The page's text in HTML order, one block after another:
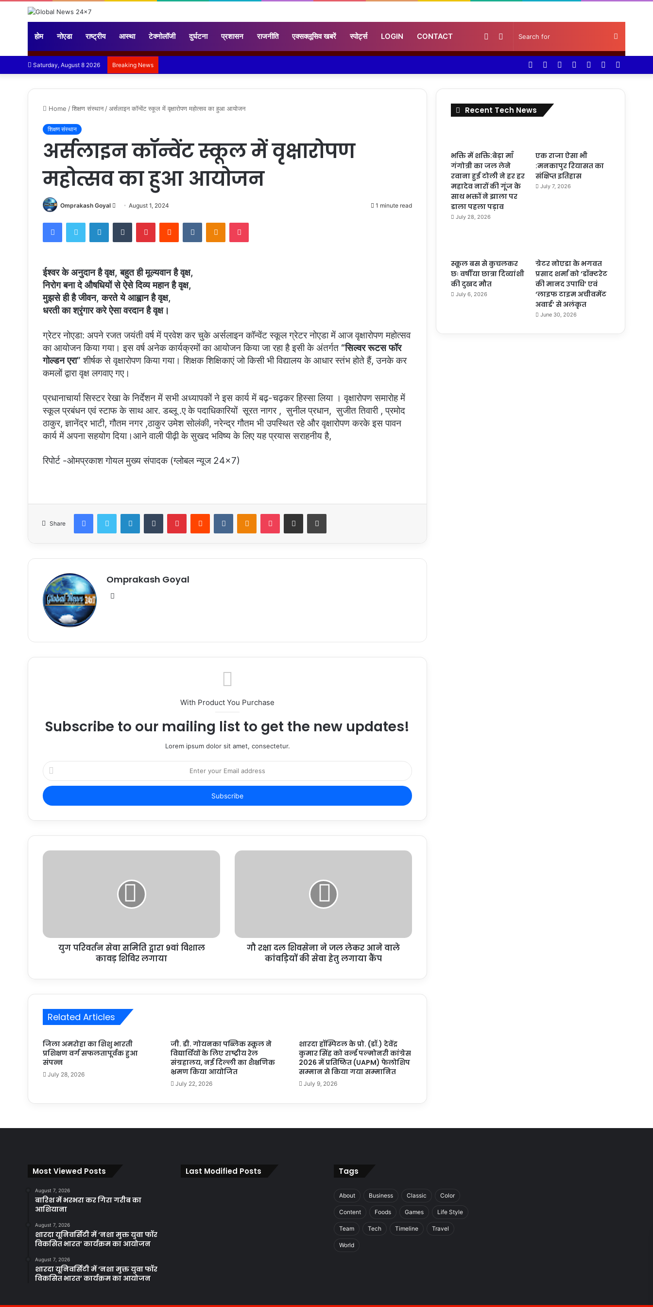
होम नोएडा राष्ट्रीय आस्था टेक्नोलॉजी दुर्घटना प्रशासन राजनीति एक्सक्लूसिव खबरें स्पोर्ट्स LOGIN CONTACT Search
for
Sidebar
Random
Saturday, August 8 2026 Breaking News
Random
Log
Instagram
YouTube
Twitter
Facebook
Home /शिक्षण संस्थान /अर्सलाइन कॉन्वेंट स्कूल में वृक्षारोपण महोत्सव का हुआ आयोजन
शिक्षण संस्थान
अर्सलाइन कॉन्वेंट स्कूल में वृक्षारोपण
महोत्सव का हुआ आयोजन
Omprakash Goyal
Send
email
August 1, 2024 1 minute read
FacebookTwitter LinkedInTumblr PinterestReddit VKontakteOdnoklassniki
Pocket
ईश्वर के अनुदान है वृक्ष, बहुत ही मूल्यवान है वृक्ष,
निरोग बना दे औषधियों से ऐसे दिव्य महान है वृक्ष,
मुझसे ही है जीवन, करते ये आह्वान है वृक्ष,
धरती का श्रृंगार करे ऐसा वरदान है वृक्ष।
ग्रेटर नोएडा: अपने रजत जयंती वर्ष में प्रवेश कर चुके अर्सलाइन कॉन्वेंट स्कूल ग्रेटर नोएडा में आज वृक्षारोपण महोत्सव
का आयोजन किया गया। इस वर्ष अनेक कार्यक्रमों का आयोजन किया जा रहा है इसी के अंतर्गत “सिल्वर रूटस फॉर
गोल्डन एरा” शीर्षक से वृक्षारोपण किया गया। शिक्षक शिक्षिकाएं जो किसी भी विद्यालय के आधार स्तंभ होते हैं, उनके कर
कमलों द्वारा वृक्ष लगवाए गए।
प्रधानाचार्या सिस्टर रेखा के निर्देशन में सभी अध्यापकों ने इस कार्य में बढ़-चढ़कर हिस्सा लिया । वृक्षारोपण समारोह में
स्कूल प्रबंधन एवं स्टाफ के साथ आर. डब्लू .ए के पदाधिकारियों सूरत नागर , सुनील प्रधान, सुजीत तिवारी , प्रमोद
ठाकुर, ज्ञानेंद्र भाटी, गौतम नगर ,ठाकुर उमेश सोलंकी, नरेन्द्र गौतम भी उपस्थित रहे और वृक्षारोपण करके इस पावन
कार्य में अपना सहयोग दिया।आने वाली पीढ़ी के सुखद भविष्य के लिए यह प्रयास सराहनीय है,
रिपोर्ट -ओमप्रकाश गोयल मुख्य संपादक (ग्लोबल न्यूज 24×7)
Share
FacebookTwitter LinkedInTumblr PinterestReddit VKontakteOdnoklassniki
Pocket Share via Email Print
Omprakash Goyal
Website
With Product You Purchase
Subscribe to our mailing list to get the new updates!
Lorem ipsum dolor sit amet, consectetur.
Enter
your
Email
address
युग परिवर्तन सेवा समिति द्वारा 9वां विशाल
कावड़ शिविर लगाया
गौ रक्षा दल शिवसेना ने जल लेकर आने वाले
कांवड़ियों की सेवा हेतु लगाया कैंप
Related Articles
जिला अमरोहा का शिशु भारती
प्रशिक्षण वर्ग सफलतापूर्वक हुआ
संपन्न
July 28, 2026
जी. डी. गोयनका पब्लिक स्कूल ने
विद्यार्थियों के लिए राष्ट्रीय रेल
संग्रहालय, नई दिल्ली का शैक्षणिक
भ्रमण किया आयोजित
July 22, 2026
शारदा हॉस्पिटल के प्रो. (डॉ.) देवेंद्र
कुमार सिंह को वर्ल्ड पल्मोनरी कांग्रेस
2026 में प्रतिष्ठित (UAPM) फेलोशिप
सम्मान से किया गया सम्मानित
July 9, 2026
Recent Tech News
भक्ति में शक्ति:बेड़ा माँ
गंगोत्री का जल लेने
रवाना हुई टोली ने हर हर
महादेव नारों की गूंज के
साथ भक्तों ने झाला पर
डाला पहला पड़ाव
July 28, 2026
एक राजा ऐसा भी
:मनकापुर रियासत का
संक्षिप्त इतिहास
July 7, 2026
स्कूल बस से कुचलकर
छः वर्षीया छात्रा दिव्यांशी
की दुखद मौत
July 6, 2026
ग्रेटर नोएडा के भगवत
प्रसाद शर्मा को ‘डॉक्टरेट
की मानद उपाधि’ एवं
‘लाइफ टाइम अचीवमेंट
अवार्ड’ से अलंकृत
June 30, 2026
Most Viewed Posts
August 7, 2026
बारिश में भरभरा कर गिरा गरीब का
आशियाना
August 7, 2026
शारदा यूनिवर्सिटी में ‘नशा मुक्त युवा फॉर
विकसित भारत’ कार्यक्रम का आयोजन
August 7, 2026
शारदा यूनिवर्सिटी में ‘नशा मुक्त युवा फॉर
विकसित भारत’ कार्यक्रम का आयोजन
Last Modified Posts Tags
About Business Classic Color
Content Foods Games Life Style
Team Tech Timeline Travel
World